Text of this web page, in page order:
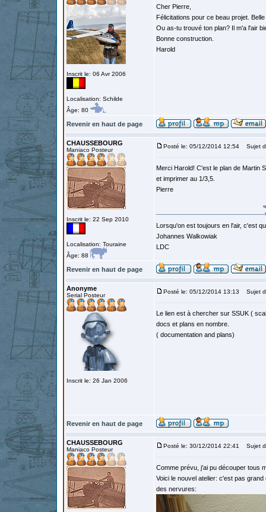
Inscrit le: 06 Avr 2006
Localisation: Schilde
Âge: 80
Cher Pierre,
Félicitations pour ce beau projet.
Ou as-tu trouvé ton plan? Il m'a l'air
Bonne construction.
Harold
Revenir en haut de page
CHAUSSEBOURG
Maniaco Posteur
Inscrit le: 22 Sep 2010
Localisation: Touraine
Âge: 88
Posté le: 05/12/2014 12:54 Sujet
Merci Harold! C'est le plan de Martin
et imprimer au 1/3,5.
Pierre
Lorsqu'on est toujours en l'air, c'est
Johannes Walkowiak
LDC
Revenir en haut de page
Anonyme
Serial Posteur
Inscrit le: 26 Jan 2006
Posté le: 05/12/2014 13:13 Sujet
Le lien est à chercher sur SSUK (
docs et plans en nombre.
( documentation and plans)
Revenir en haut de page
CHAUSSEBOURG
Maniaco Posteur
Posté le: 30/12/2014 22:41 Sujet
Comme prévu, j'ai pu découper tous
Voici le nouvel atelier: c'est pas
des nervures: